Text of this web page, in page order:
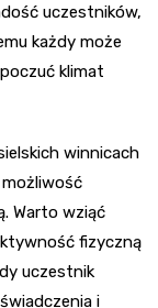
uczestników,
każdy może
klimat
winnicach
Warto wziąć
fizyczną
uczestnik
i